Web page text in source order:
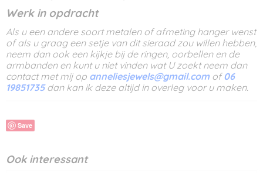
Werk in opdracht
Als u een andere soort metalen of afmeting hanger wenst
of als u graag een setje van dit sieraad zou willen hebben,
neem dan ook een kijkje bij de ringen, oorbellen en de
armbanden en kunt u niet vinden wat U zoekt neem dan
contact met mij op anneliesjewels@gmail.com of06
19851735dan kan ik deze altijd in overleg voor u maken.
Save
Ook interessant